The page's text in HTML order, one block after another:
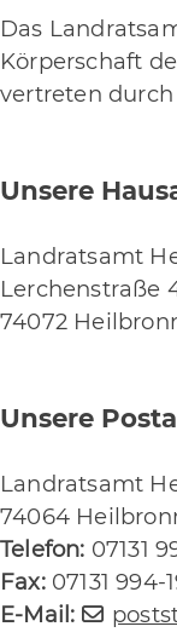
Das
Körperschaft
vertreten
Unsere
Landratsamt
Lerchenstraße
74072
Unsere
Landratsamt
74064
Telefon: 07131
Fax:07131 994-
E-Mail: